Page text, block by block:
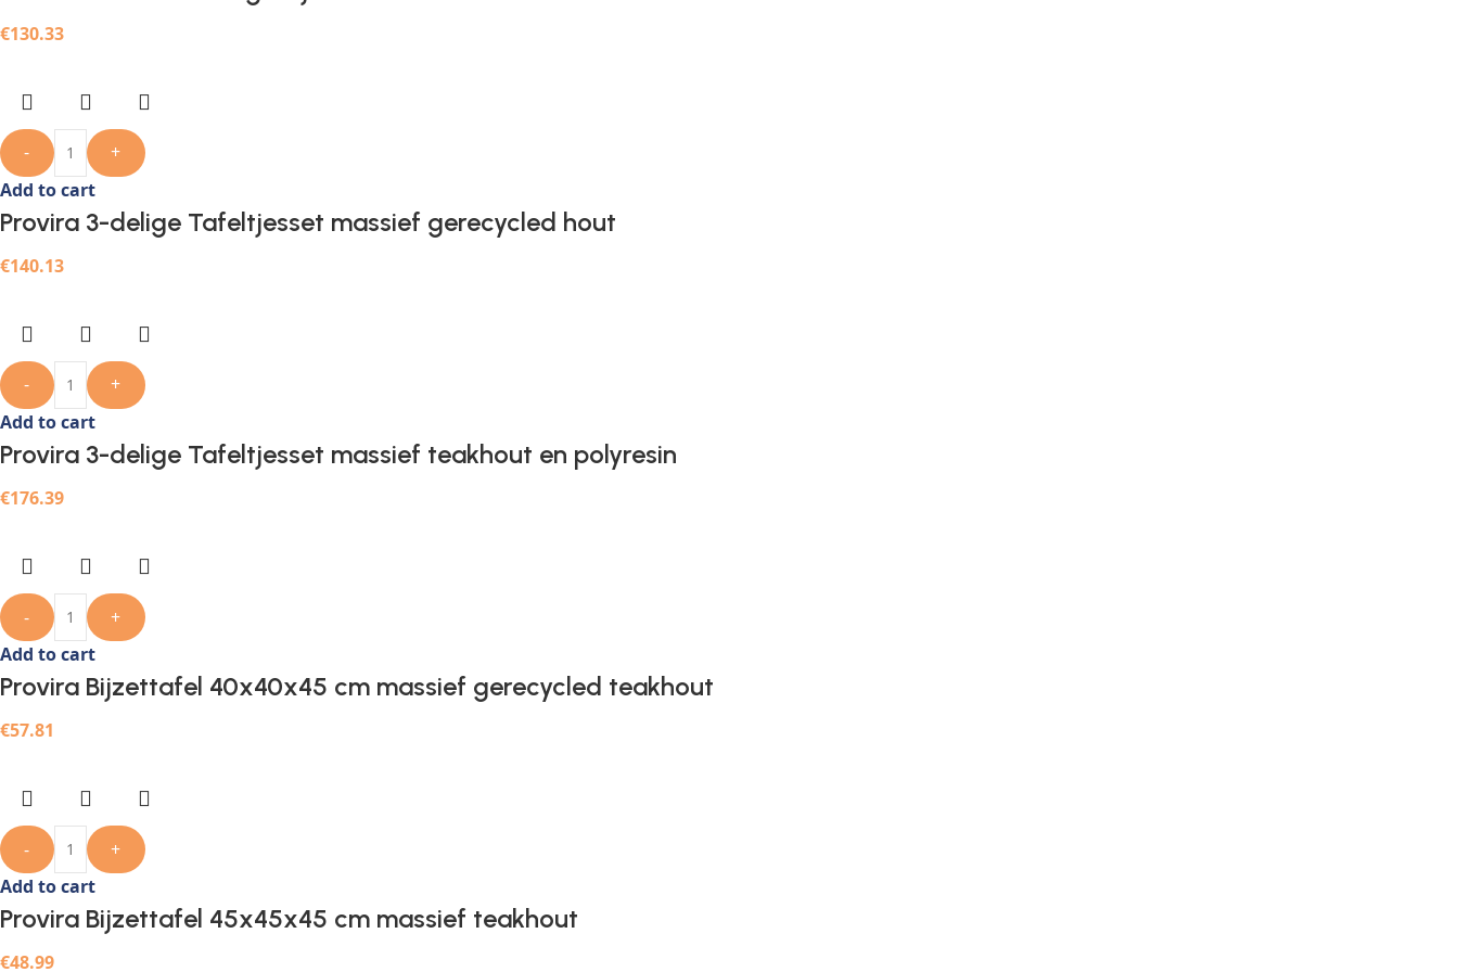
€130.33
-
+
Add to cart
Provira 3-delige Tafeltjesset massief gerecycled hout
€140.13
-
+
Add to cart
Provira 3-delige Tafeltjesset massief teakhout en polyresin
€176.39
-
+
Add to cart
Provira Bijzettafel 40x40x45 cm massief gerecycled teakhout
€57.81
-
+
Add to cart
Provira Bijzettafel 45x45x45 cm massief teakhout
€48.99